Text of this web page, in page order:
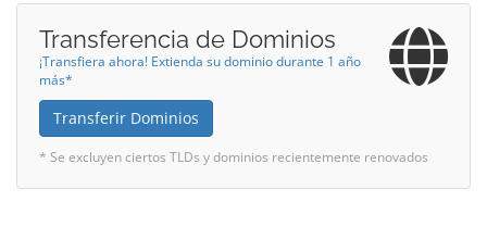
Transferencia de Dominios
¡Transfiera ahora! Extienda su dominio durante 1 año
más*
Transferir Dominios
* Se excluyen ciertos TLDs y dominios recientemente renovados